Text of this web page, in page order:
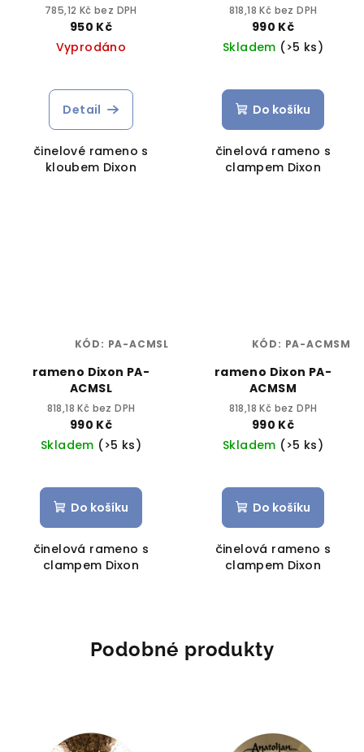
785,12 Kč bez DPH
950 Kč
Vyprodáno
Detail
činelové rameno s
kloubem Dixon
818,18 Kč bez DPH
990 Kč
Skladem (>5 ks)
Do košíku
činelová rameno s
clampem Dixon
rameno Dixon PA-
ACMSL
818,18 Kč bez DPH
990 Kč
Skladem (>5 ks)
Do košíku
činelová rameno s
clampem Dixon
KÓD: PA-ACMSL
rameno Dixon PA-
ACMSM
818,18 Kč bez DPH
990 Kč
Skladem (>5 ks)
Do košíku
činelová rameno s
clampem Dixon
KÓD: PA-ACMSM
Podobné produkty